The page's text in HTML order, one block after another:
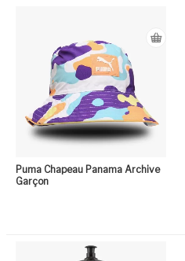
Puma Chapeau Panama Archive
Garçon